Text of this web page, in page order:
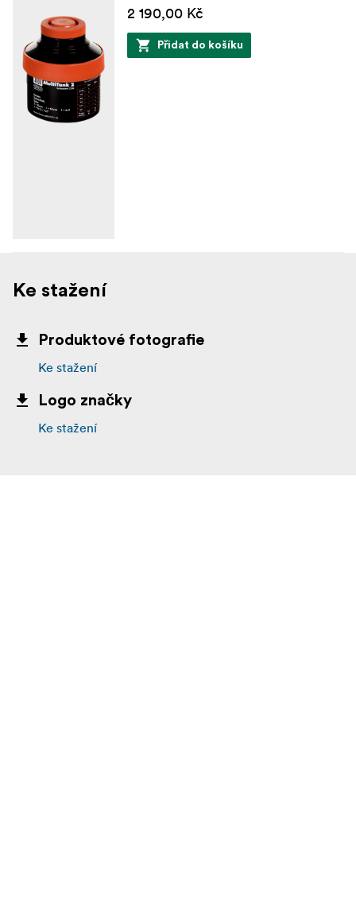
2 190,00 Kč
Přidat do košíku
Ke stažení
Produktové fotografie
Ke stažení
Logo značky
Ke stažení